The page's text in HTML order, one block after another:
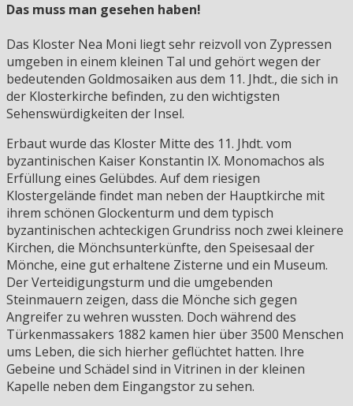
Das muss man gesehen haben!
Das Kloster Nea Moni liegt sehr reizvoll von Zypressen
umgeben in einem kleinen Tal und gehört wegen der
bedeutenden Goldmosaiken aus dem 11. Jhdt., die sich in
der Klosterkirche befinden, zu den wichtigsten
Sehenswürdigkeiten der Insel.
Erbaut wurde das Kloster Mitte des 11. Jhdt. vom
byzantinischen Kaiser Konstantin IX. Monomachos als
Erfüllung eines Gelübdes. Auf dem riesigen
Klostergelände findet man neben der Hauptkirche mit
ihrem schönen Glockenturm und dem typisch
byzantinischen achteckigen Grundriss noch zwei kleinere
Kirchen, die Mönchsunterkünfte, den Speisesaal der
Mönche, eine gut erhaltene Zisterne und ein Museum.
Der Verteidigungsturm und die umgebenden
Steinmauern zeigen, dass die Mönche sich gegen
Angreifer zu wehren wussten. Doch während des
Türkenmassakers 1882 kamen hier über 3500 Menschen
ums Leben, die sich hierher geflüchtet hatten. Ihre
Gebeine und Schädel sind in Vitrinen in der kleinen
Kapelle neben dem Eingangstor zu sehen.